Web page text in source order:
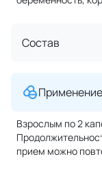
Состав
Взрослым по 2
прием можно